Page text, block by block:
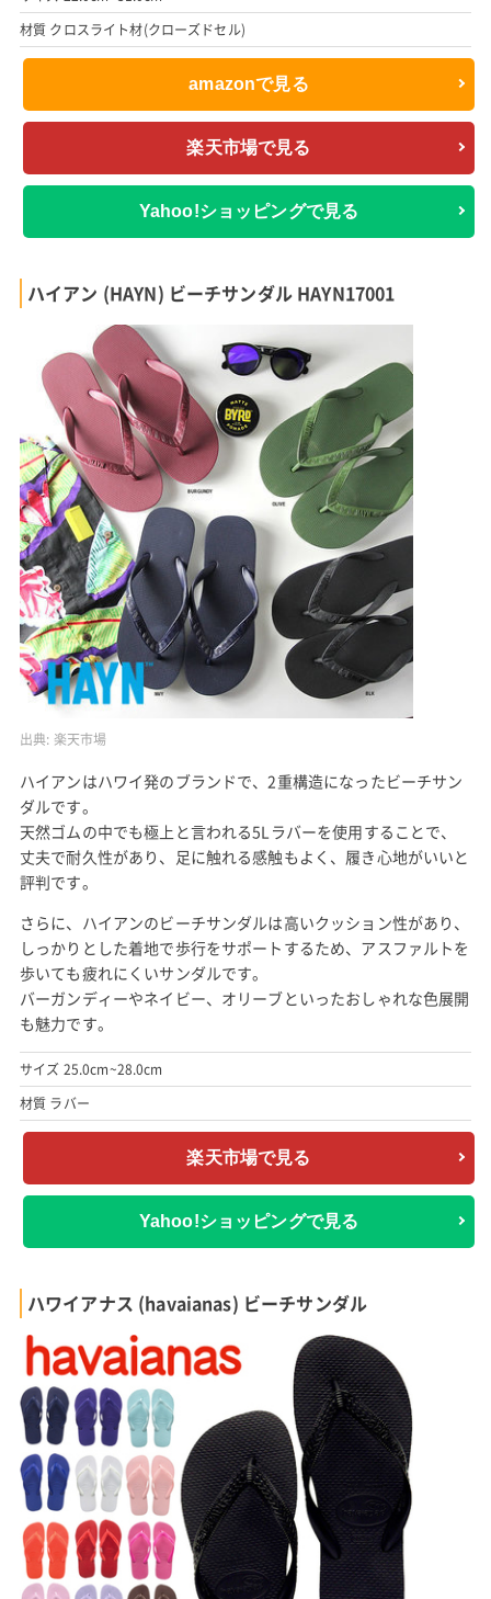
材質 クロスライト材(クローズドセル)
amazonで見る
楽天市場で見る
Yahoo!ショッピングで見る
ハイアン (HAYN) ビーチサンダル HAYN17001
出典: 楽天市場
ハイアンはハワイ発のブランドで、2重構造になったビーチサン
ダルです。
天然ゴムの中でも極上と言われる5Lラバーを使用することで、
丈夫で耐久性があり、足に触れる感触もよく、履き心地がいいと
評判です。
さらに、ハイアンのビーチサンダルは高いクッション性があり、
しっかりとした着地で歩行をサポートするため、アスファルトを
歩いても疲れにくいサンダルです。
バーガンディーやネイビー、オリーブといったおしゃれな色展開
も魅力です。
サイズ 25.0cm~28.0cm
材質 ラバー
楽天市場で見る
Yahoo!ショッピングで見る
ハワイアナス (havaianas) ビーチサンダル